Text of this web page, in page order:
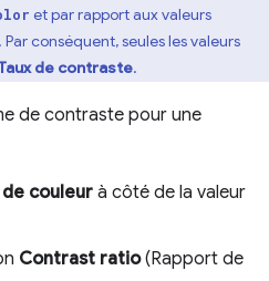
et par rapport aux valeurs
conséquent, seules les valeurs
de contraste.
de contraste pour une
couleur à côté de la valeur
Contrast ratio(Rapport de